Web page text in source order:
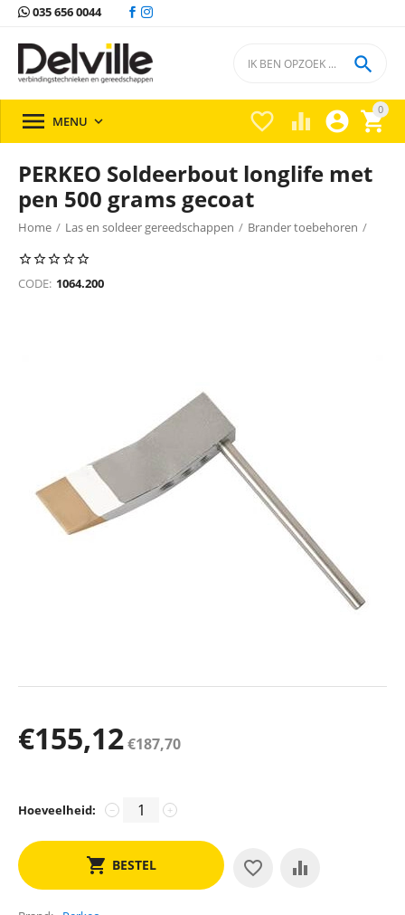
035 656 0044
0


 

 MENU 
PERKEO Soldeerbout longlife met
pen 500 grams gecoat
Home / Las en soldeer gereedschappen / Brander toebehoren /
Soldeerbouten
CODE: 1064.200
€155,12€187,70
Hoeveelheid: +
−
BESTEL